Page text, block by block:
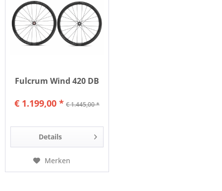
Fulcrum Wind 420 DB
€ 1.199,00 * € 1.445,00 *
Details
Merken